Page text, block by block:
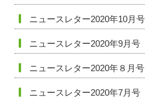
ニュースレター2020年10月号
ニュースレター2020年9月号
ニュースレター2020年８月号
ニュースレター2020年7月号